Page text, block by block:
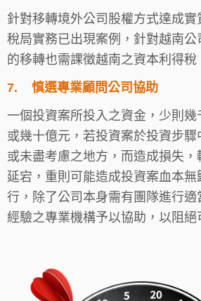
針對移轉境外公司股權方式達成實
稅局實務已出現案例，針對越南公
的移轉也需課徵越南之資本利得稅
7.
慎選專業顧問公司協助
一個投資案所投入之資金，少則幾
或幾十億元，若投資案於投資步驟
或未盡考慮之地方，而造成損失
延宕，重則可能造成投資案血本
行，除了公司本身需有團隊進行適
經驗之專業機構予以協助，以阻絕